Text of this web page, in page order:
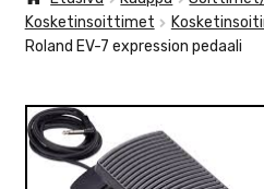
TARVIKKEET
VALO
Kosketinsoittimet
Roland EV-7 expression pedaali